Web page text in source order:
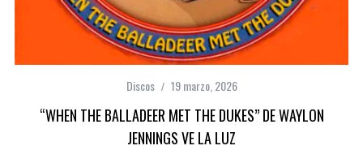
Discos 19 marzo, 2026
“WHEN THE BALLADEER MET THE DUKES” DE WAYLON
JENNINGS VE LA LUZ